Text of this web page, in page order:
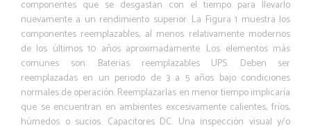
componentes que se desgastan con el tiempo para llevarlo
nuevamente a un rendimiento superior. La Figura 1 muestra los
componentes reemplazables, al menos relativamente modernos
de los últimos 10 años aproximadamente. Los elementos más
comunes son: Baterias reemplazables UPS. Deben ser
reemplazadas en un periodo de 3 a 5 años bajo condiciones
normales de operación. Reemplazarlas en menor tiempo implicaría
que se encuentran en ambientes excesivamente calientes, fríos,
húmedos o sucios. Capacitores DC. Una inspección visual y/o